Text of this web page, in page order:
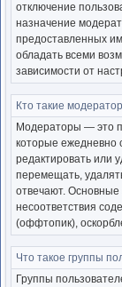
отключение
назначение
предоставленных
обладать всеми
зависимости от
Кто такие
Модераторы — это
которые ежедневно
редактировать или
перемещать,
отвечают.
несоответствия
(оффтопик),
Что такое группы
Группы